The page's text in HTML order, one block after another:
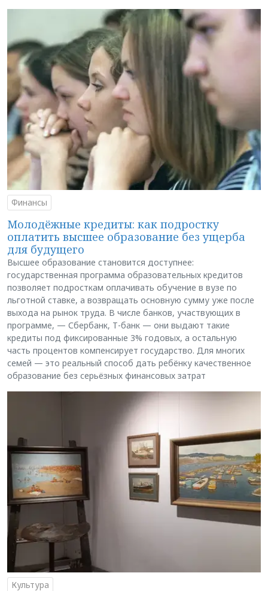
Финансы
Молодёжные кредиты: как подростку
оплатить высшее образование без ущерба
для будущего
Высшее образование становится доступнее:
государственная программа образовательных кредитов
позволяет подросткам оплачивать обучение в вузе по
льготной ставке, а возвращать основную сумму уже после
выхода на рынок труда. В числе банков, участвующих в
программе, — Сбербанк, Т-банк — они выдают такие
кредиты под фиксированные 3% годовых, а остальную
часть процентов компенсирует государство. Для многих
семей — это реальный способ дать ребёнку качественное
образование без серьёзных финансовых затрат
Культура